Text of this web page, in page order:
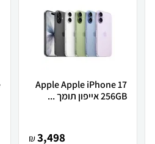
Apple Apple iPhone 17
256GB אייפון תומך ...
3,498
₪